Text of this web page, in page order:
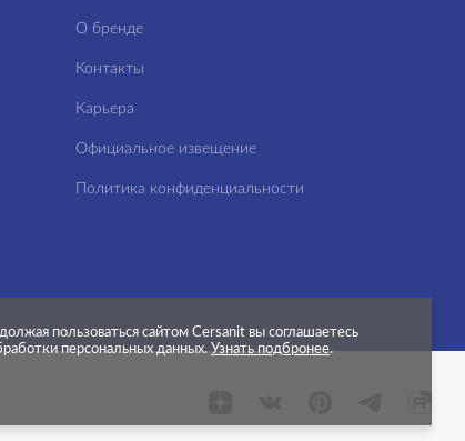
О бренде
Контакты
Карьера
Официальное извещение
Политика конфиденциальности
пользоваться сайтом Cersanit вы соглашаетесь
персональных данных.Узнать подбронее.